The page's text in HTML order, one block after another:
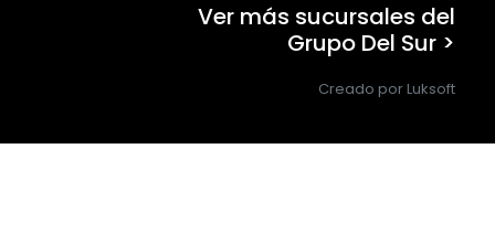
Ver más sucursales del
Grupo Del Sur >
Creado por Luksoft